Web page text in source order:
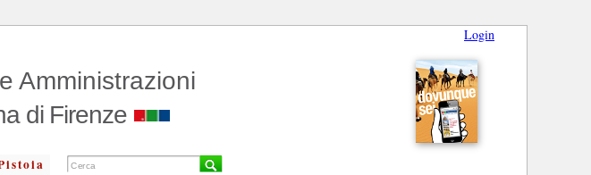
Login
Amministrazioni
di Firenze